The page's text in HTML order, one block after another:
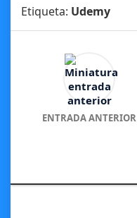
Etiqueta: Udemy
ENTRADA ANTERIOR